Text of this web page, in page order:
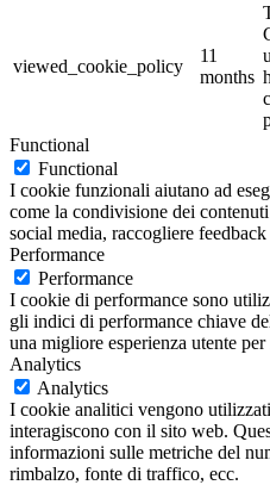
viewed_cookie_policy
11
months
Functional
Functional
I cookie funzionali aiutano ad
come la condivisione dei
social media, raccogliere
Performance
Performance
I cookie di performance sono
gli indici di performance chiave
una migliore esperienza utente
Analytics
Analytics
I cookie analitici vengono
interagiscono con il sito web.
informazioni sulle metriche del
rimbalzo, fonte di traffico, ecc.